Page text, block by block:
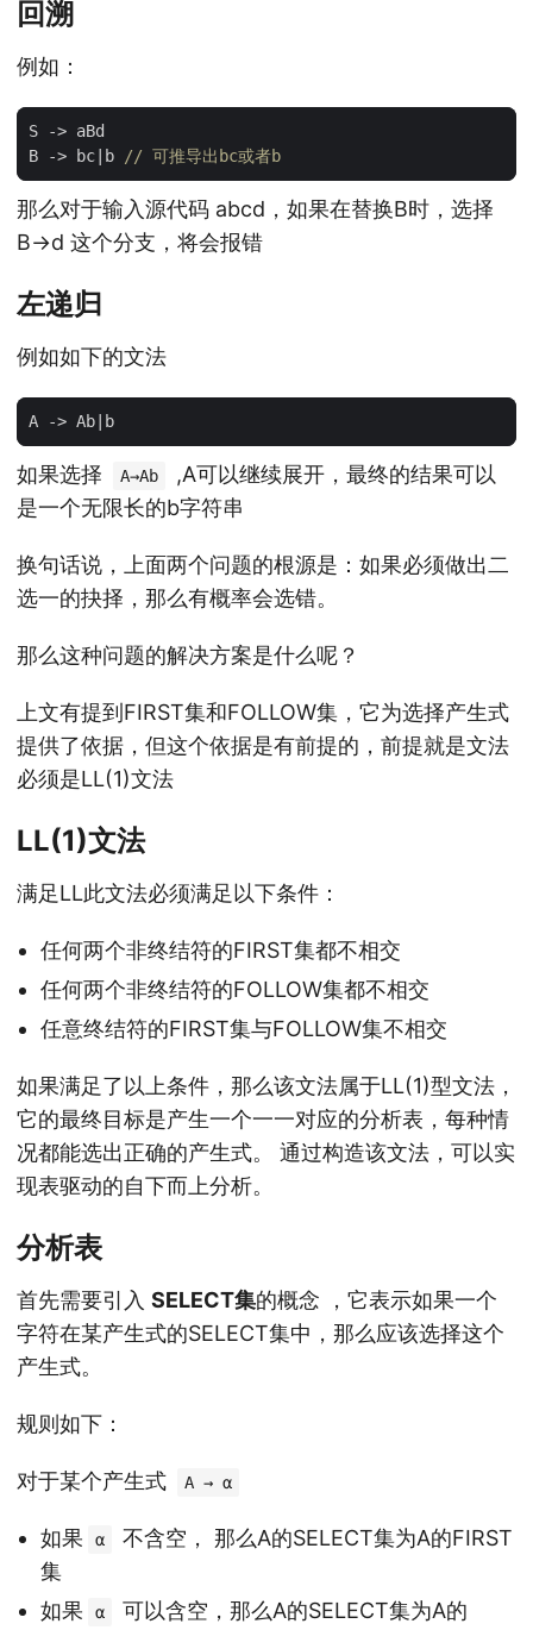
回溯
例如：
S -> aBd
B
-> bc b // 可推导出bc或者b
那么对于输入源代码 abcd，如果在替换B时，选择
B→d 这个分支，将会报错
左递归
例如如下的文法
A -> Ab b
如果选择 A→Ab
,A可以继续展开，最终的结果可以
是一个无限长的b字符串
换句话说，上面两个问题的根源是：如果必须做出二
选一的抉择，那么有概率会选错。
那么这种问题的解决方案是什么呢？
上文有提到FIRST集和FOLLOW集，它为选择产生式
提供了依据，但这个依据是有前提的，前提就是文法
必须是LL(1)文法
LL(1)文法
满足LL此文法必须满足以下条件：
任何两个非终结符的FIRST集都不相交
任何两个非终结符的FOLLOW集都不相交
任意终结符的FIRST集与FOLLOW集不相交
如果满足了以上条件，那么该文法属于LL(1)型文法，
它的最终目标是产生一个一一对应的分析表，每种情
况都能选出正确的产生式。 通过构造该文法，可以实
现表驱动的自下而上分析。
分析表
首先需要引入 SELECT集的概念 ，它表示如果一个
字符在某产生式的SELECT集中，那么应该选择这个
产生式。
规则如下：
对于某个产生式 A → α
如果 α
不含空， 那么A的SELECT集为A的FIRST
集
如果
α
可以含空，那么A的SELECT集为A的